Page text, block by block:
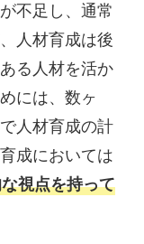
不足し、通常
人材育成は後
る人材を活か
には、数ヶ
人材育成の計
成においては
視点を持って